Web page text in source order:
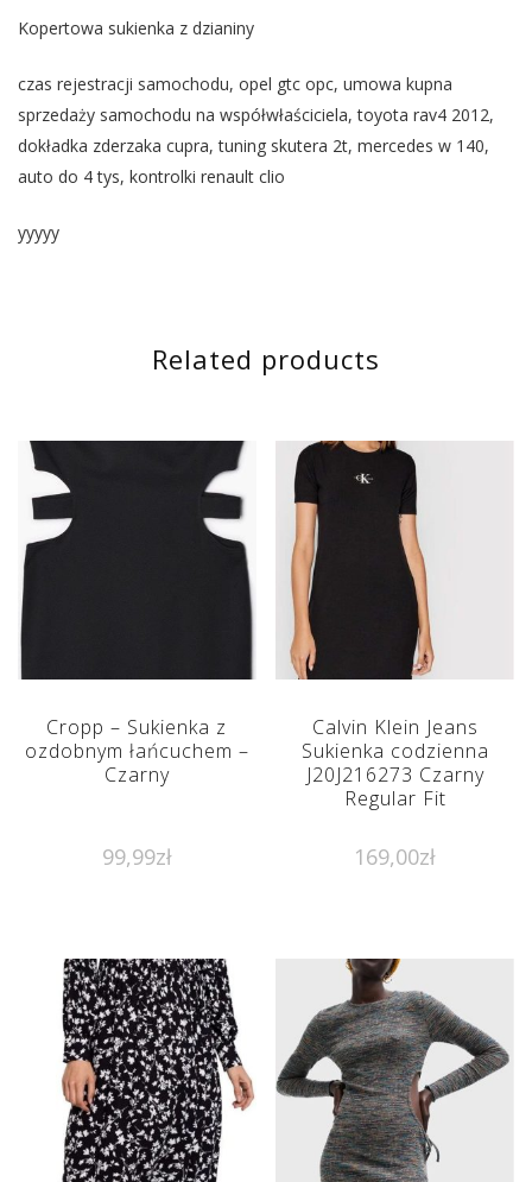
Kopertowa sukienka z dzianiny
czas rejestracji samochodu, opel gtc opc, umowa kupna
sprzedaży samochodu na współwłaściciela, toyota rav4 2012,
dokładka zderzaka cupra, tuning skutera 2t, mercedes w 140,
auto do 4 tys, kontrolki renault clio
yyyyy
Related products
Cropp – Sukienka z
ozdobnym łańcuchem –
Czarny
99,99zł
Calvin Klein Jeans
Sukienka codzienna
J20J216273 Czarny
Regular Fit
169,00zł